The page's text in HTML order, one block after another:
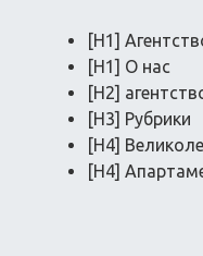
[H1]
[H1] О нас
[H2]
[H3] Рубрики
[H4]
[H4]